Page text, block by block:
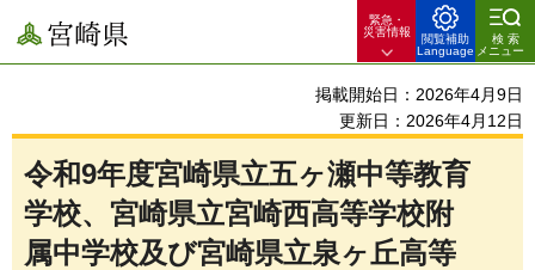
宮崎県
緊急・
災害情報
閲覧補助
Language
検索
メニュー
掲載開始日：2026年4月9日
更新日：2026年4月12日
令和9年度宮崎県立五ヶ瀬中等教育
学校、宮崎県立宮崎西高等学校附
属中学校及び宮崎県立泉ヶ丘高等